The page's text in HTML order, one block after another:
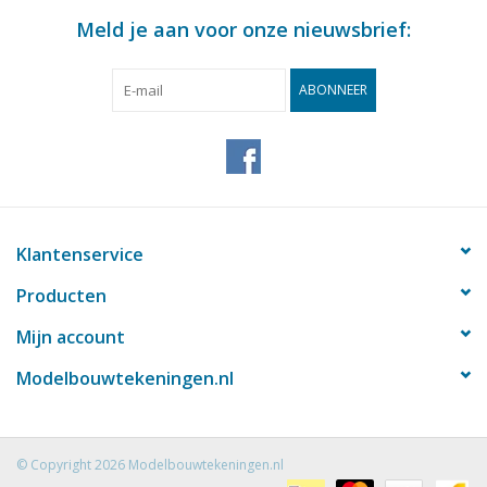
Meld je aan voor onze nieuwsbrief:
ABONNEER
Klantenservice
Producten
Mijn account
Modelbouwtekeningen.nl
© Copyright 2026 Modelbouwtekeningen.nl